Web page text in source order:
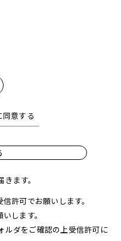
意する
ます。
許可でお願いします。
します。
ダをご確認の上受信許可に